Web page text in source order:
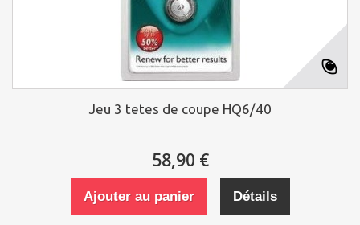
Jeu 3 tetes de coupe HQ6/40
58,90 €
Ajouter au panier Détails